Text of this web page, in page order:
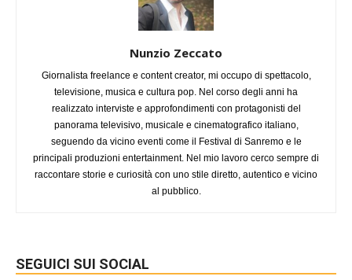
Nunzio Zeccato
Giornalista freelance e content creator, mi occupo di spettacolo,
televisione, musica e cultura pop. Nel corso degli anni ha
realizzato interviste e approfondimenti con protagonisti del
panorama televisivo, musicale e cinematografico italiano,
seguendo da vicino eventi come il Festival di Sanremo e le
principali produzioni entertainment. Nel mio lavoro cerco sempre di
raccontare storie e curiosità con uno stile diretto, autentico e vicino
al pubblico.
SEGUICI SUI SOCIAL